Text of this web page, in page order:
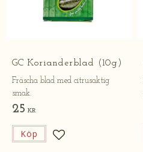
GC Korianderblad (10g​​​)
Fräscha blad med citrusaktig
smak.
25 KR
Lägg till i favoriter
Köp